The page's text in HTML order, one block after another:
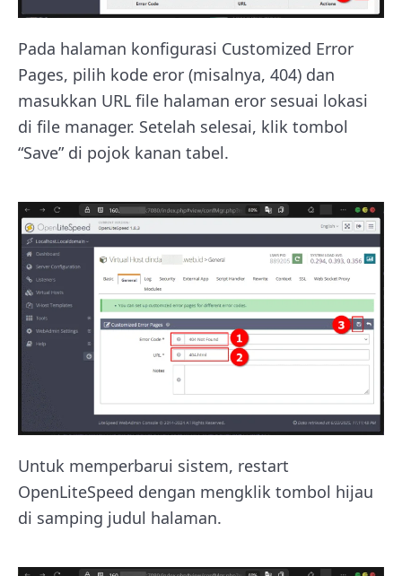
Pada halaman konfigurasi Customized Error
Pages, pilih kode eror (misalnya, 404) dan
masukkan URL file halaman eror sesuai lokasi
di file manager. Setelah selesai, klik tombol
“Save” di pojok kanan tabel.
Untuk memperbarui sistem, restart
OpenLiteSpeed dengan mengklik tombol hijau
di samping judul halaman.